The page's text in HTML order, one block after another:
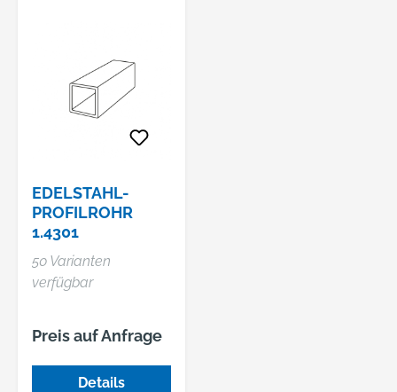
EDELSTAHL-
PROFILROHR
1.4301
50 Varianten
verfügbar
Preis auf Anfrage
Details